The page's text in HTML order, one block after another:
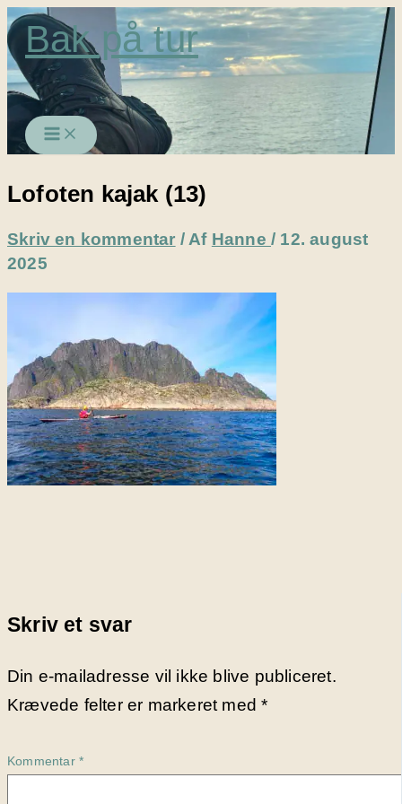
Gå
til
indholdet
Bak på tur
Lofoten kajak (13)
Skriv en kommentar / Af Hanne/ 12. august
2025
Skriv et svar
Din e-mailadresse vil ikke blive publiceret.
Krævede felter er markeret med*
Kommentar *